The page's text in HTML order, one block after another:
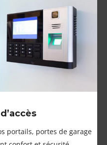
portails, portes de garage